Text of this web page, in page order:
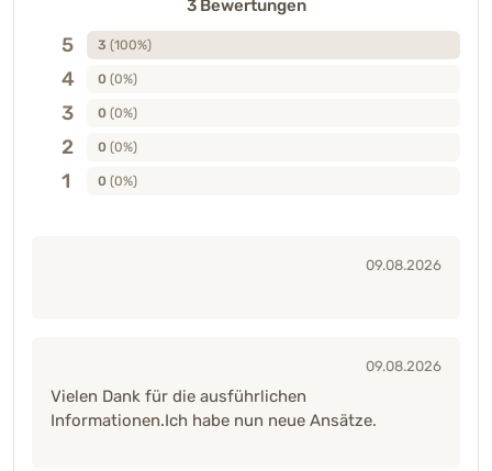
3 Bewertungen
5 3 (100%)
4 0 (0%)
3 0 (0%)
2 0 (0%)
1 0 (0%)
09.08.2026
09.08.2026
Vielen Dank für die ausführlichen
Informationen.Ich habe nun neue Ansätze.